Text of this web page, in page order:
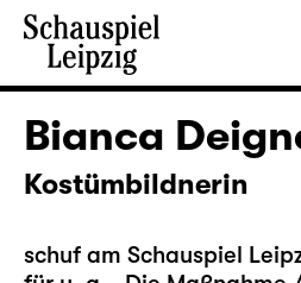
Bianca
Kostümbildnerin
schuf am Schauspiel